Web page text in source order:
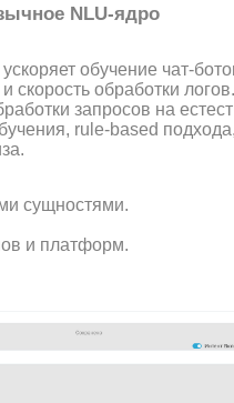
NLU-ядро
обучение чат-
скорость обработки
запросов на
rule-based
сущностями.
и платформ.